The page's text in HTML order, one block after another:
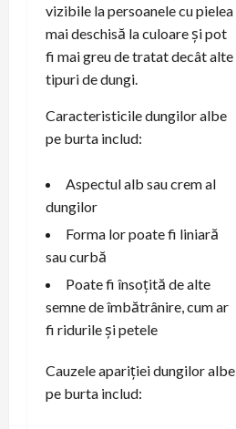
vizibile la persoanele cu pielea
mai deschisă la culoare și pot
fi mai greu de tratat decât alte
tipuri de dungi.
Caracteristicile dungilor albe
pe burta includ:
Aspectul alb sau crem al
dungilor
Forma lor poate fi liniară
sau curbă
Poate fi însoțită de alte
semne de îmbătrânire, cum ar
fi ridurile și petele
Cauzele apariției dungilor albe
pe burta includ: